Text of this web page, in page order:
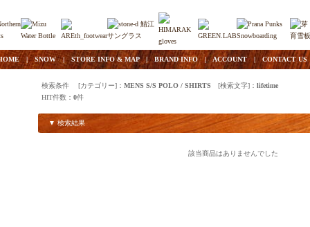
|SNOW| STORE INFO & MAP|BRAND INFO|ACCOUNT|CONTACT US
検索条件 [カテゴリー]： MENS S/S POLO / SHIRTS [検索文字]： lifetime
HIT件数： 0件
▼ 検索結果
該当商品はありませんでした